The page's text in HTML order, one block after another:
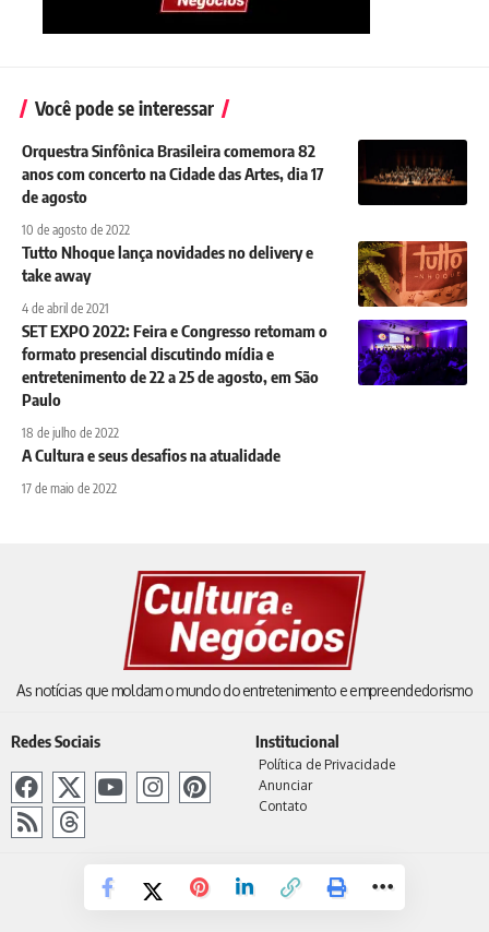
Você pode se interessar
Orquestra Sinfônica Brasileira comemora 82
anos com concerto na Cidade das Artes, dia 17
de agosto
10 de agosto de 2022
Tutto Nhoque lança novidades no delivery e
take away
4 de abril de 2021
SET EXPO 2022: Feira e Congresso retomam o
formato presencial discutindo mídia e
entretenimento de 22 a 25 de agosto, em São
Paulo
18 de julho de 2022
A Cultura e seus desafios na atualidade
17 de maio de 2022
As notícias que moldam o mundo do entretenimento e empreendedorismo
Redes Sociais Institucional
Política de Privacidade
Anunciar
Contato